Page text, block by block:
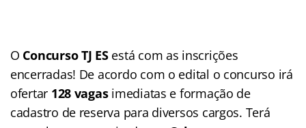
O Concurso TJ ES está com as inscrições
encerradas! De acordo com o edital o concurso irá
ofertar 128 vagasimediatas e formação de
cadastro de reserva para diversos cargos. Terá